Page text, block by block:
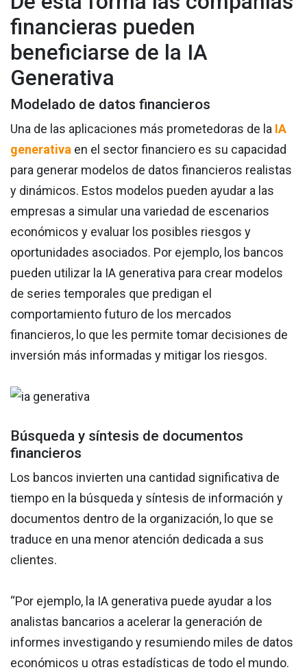
financieras pueden
beneficiarse de la IA
Generativa
Modelado de datos financieros
Una de las aplicaciones más prometedoras de la IA
generativa en el sector financiero es su capacidad
para generar modelos de datos financieros realistas
y dinámicos. Estos modelos pueden ayudar a las
empresas a simular una variedad de escenarios
económicos y evaluar los posibles riesgos y
oportunidades asociados. Por ejemplo, los bancos
pueden utilizar la IA generativa para crear modelos
de series temporales que predigan el
comportamiento futuro de los mercados
financieros, lo que les permite tomar decisiones de
inversión más informadas y mitigar los riesgos.
Búsqueda y síntesis de documentos
financieros
Los bancos invierten una cantidad significativa de
tiempo en la búsqueda y síntesis de información y
documentos dentro de la organización, lo que se
traduce en una menor atención dedicada a sus
clientes.
“Por ejemplo, la IA generativa puede ayudar a los
analistas bancarios a acelerar la generación de
informes investigando y resumiendo miles de datos
económicos u otras estadísticas de todo el mundo.